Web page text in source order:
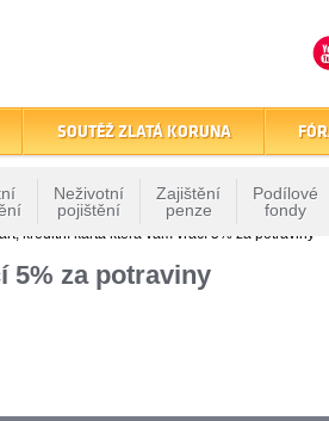
Neživotní
pojištění
Zajištění
penze
Podílové
fondy
SOUTĚŽ ZLATÁ KORUNA
kreditní karta která vám vrací 5% za potraviny
5% za potraviny